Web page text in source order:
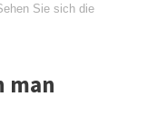
Sie sich die
man